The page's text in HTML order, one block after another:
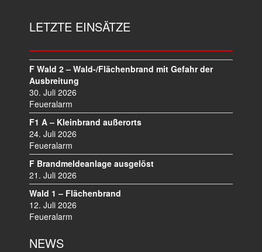
LETZTE EINSÄTZE
F Wald 2 – Wald-/Flächenbrand mit Gefahr der
Ausbreitung
30. Juli 2026
Feueralarm
F1 A – Kleinbrand außerorts
24. Juli 2026
Feueralarm
F Brandmeldeanlage ausgelöst
21. Juli 2026
Wald 1 – Flächenbrand
12. Juli 2026
Feueralarm
NEWS